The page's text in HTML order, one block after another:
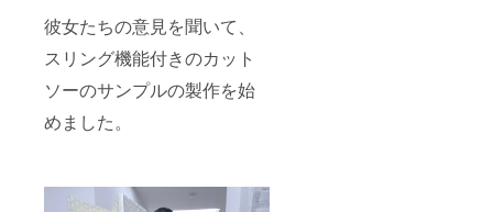
彼女たちの意見を聞いて、
スリング機能付きのカット
ソーのサンプルの製作を始
めました。